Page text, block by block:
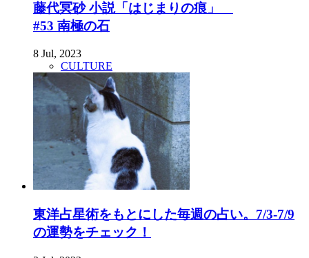
藤代冥砂 小説「はじまりの痕」
#53 南極の石
8 Jul, 2023
CULTURE
東洋占星術をもとにした毎週の占い。7/3-7/9
の運勢をチェック！